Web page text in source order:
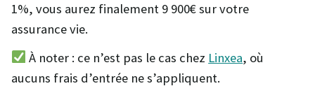
1%, vous aurez finalement 9 900€ sur votre
assurance vie.
À noter : ce n’est pas le cas chez Linxea, où
aucuns frais d’entrée ne s’appliquent.